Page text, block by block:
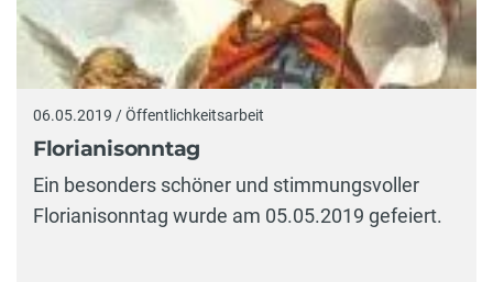
06.05.2019 / Öffentlichkeitsarbeit
Florianisonntag
Ein besonders schöner und stimmungsvoller
Florianisonntag wurde am 05.05.2019 gefeiert.